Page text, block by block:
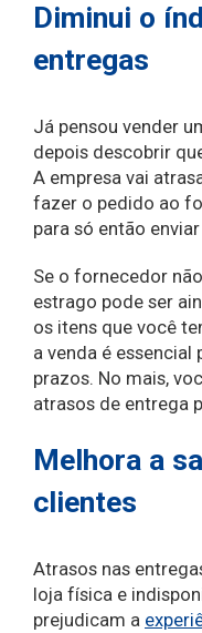
Diminui o
entregas
Já pensou vender
depois descobrir
A empresa vai
fazer o pedido ao
para só então
Se o fornecedor
estrago pode ser
os itens que você
a venda é
prazos. No mais,
atrasos de entrega
Melhora a
clientes
Atrasos nas
loja física e
prejudicam a